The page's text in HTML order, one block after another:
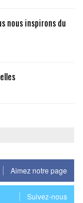
nous inspirons du
Aimez notre page
Suivez-nous